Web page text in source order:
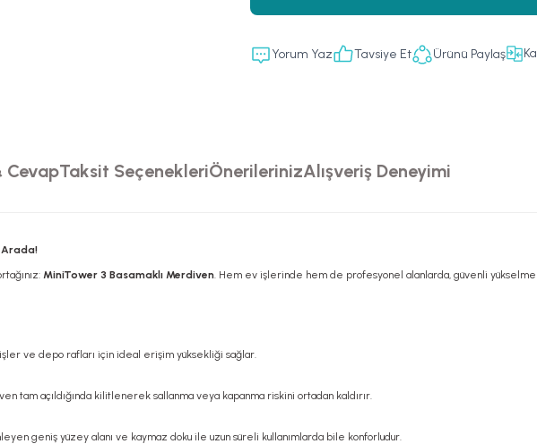
Yorum Yaz Tavsiye Et Ürünü Paylaş
CevapTaksit SeçenekleriÖnerilerinizAlışveriş Deneyimi
Arada!
MiniTower 3 Basamaklı Merdiven. Hem ev işlerinde hem de profesyonel alanlarda, güvenli
ve depo rafları için ideal erişim yüksekliği sağlar.
tam açıldığında kilitlenerek sallanma veya kapanma riskini ortadan kaldırır.
geniş yüzey alanı ve kaymaz doku ile uzun süreli kullanımlarda bile konforludur.